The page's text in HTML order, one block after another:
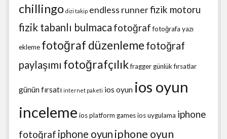
chillingo dizi takip endless runnerfizik motoru
fizik tabanlı bulmaca fotoğraf fotoğrafa yazı
ekleme fotoğraf düzenleme fotoğraf
paylaşımı fotoğrafçılıkfraggergünlük fırsatlar
günün fırsatı internet paketi ios oyun ios oyun
inceleme ios platform gamesios uygulama iphone
fotoğraf iphone oyun iphone oyun